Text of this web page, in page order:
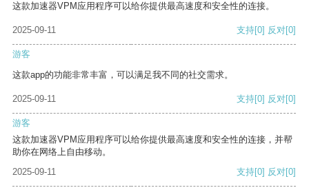
这款加速器VPM应用程序可以给你提供最高速度和安全性的连接。
2025-09-11 支持[0] 反对[0]
游客
这款app的功能非常丰富，可以满足我不同的社交需求。
2025-09-11 支持[0] 反对[0]
游客
这款加速器VPM应用程序可以给你提供最高速度和安全性的连接，并帮
助你在网络上自由移动。
2025-09-11
支持[0] 反对[0]